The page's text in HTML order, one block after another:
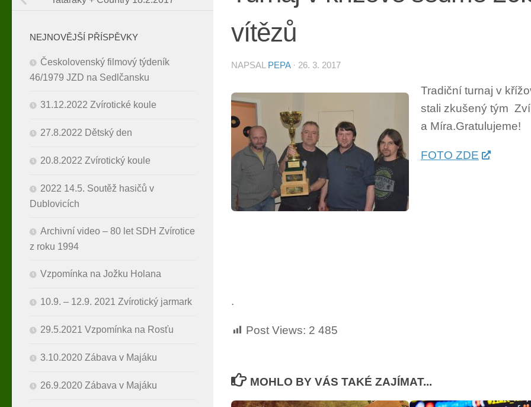
vítězů
NAPSAL PEPA · 26. 3. 2017
Tradiční turnaj v
stali zkušený tým
a Míra.Gratulujeme!
FOTO ZDE
.
Post Views: 2 485
MOHLO BY VÁS TAKÉ ZAJÍMAT...
NEJNOVĚJŠÍ PŘÍSPĚVKY
Českolovenský filmový týdeník
46/1979 JZD na Sedlčansku
31.12.2022 Zvírotické koule
27.8.2022 Dětský den
20.8.2022 Zvírotický koule
2022 14.5. Soutěž hasičů v
Dublovicích
Archivní video – 80 let SDH Zvírotice
z roku 1994
Vzpomínka na Jožku Holana
10.9. – 12.9. 2021 Zvírotický jarmark
29.5.2021 Vzpomínka na Rosťu
3.10.2020 Zábava v Majáku
26.9.2020 Zábava v Majáku